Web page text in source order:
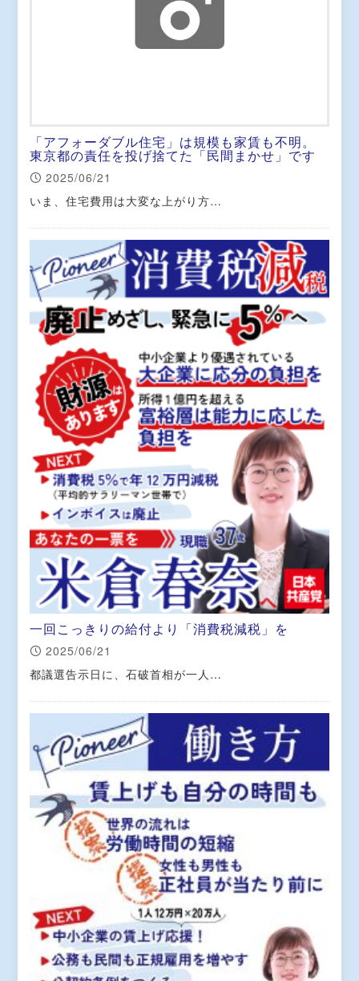
「アフォーダブル住宅」は規模も家賃も不明。
東京都の責任を投げ捨てた「民間まかせ」です
2025/06/21
いま、住宅費用は大変な上がり方…
一回こっきりの給付より「消費税減税」を
2025/06/21
都議選告示日に、石破首相が一人…